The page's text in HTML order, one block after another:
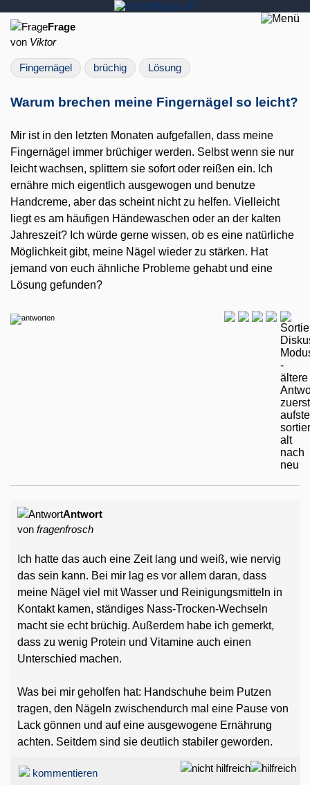
Frage
von Viktor
Fingernägel brüchig Lösung
Warum brechen meine Fingernägel so leicht?
Mir ist in den letzten Monaten aufgefallen, dass meine
Fingernägel immer brüchiger werden. Selbst wenn sie nur
leicht wachsen, splittern sie sofort oder reißen ein. Ich
ernähre mich eigentlich ausgewogen und benutze
Handcreme, aber das scheint nicht zu helfen. Vielleicht
liegt es am häufigen Händewaschen oder an der kalten
Jahreszeit? Ich würde gerne wissen, ob es eine natürliche
Möglichkeit gibt, meine Nägel wieder zu stärken. Hat
jemand von euch ähnliche Probleme gehabt und eine
Lösung gefunden?
Antwort
von fragenfrosch
Ich hatte das auch eine Zeit lang und weiß, wie nervig
das sein kann. Bei mir lag es vor allem daran, dass
meine Nägel viel mit Wasser und Reinigungsmitteln in
Kontakt kamen, ständiges Nass-Trocken-Wechseln
macht sie echt brüchig. Außerdem habe ich gemerkt,
dass zu wenig Protein und Vitamine auch einen
Unterschied machen.
Was bei mir geholfen hat: Handschuhe beim Putzen
tragen, den Nägeln zwischendurch mal eine Pause von
Lack gönnen und auf eine ausgewogene Ernährung
achten. Seitdem sind sie deutlich stabiler geworden.
kommentieren